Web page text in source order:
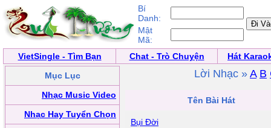
Bí
Danh:
Mật
Mã:
VietSingle - Tìm Bạn
Chat - Trò Chuyện
Hát
Mục Lục
Nhạc Music Video
Nhạc Hay Tuyển Chọn
Lời Nhạc » A B
Tên Bài Hát
Bụi Đời